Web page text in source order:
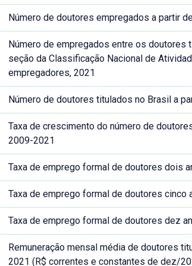
Número de doutores empregados a partir
Número de empregados entre os doutores
seção da Classificação Nacional de
empregadores, 2021
Número de doutores titulados no Brasil a
Taxa de crescimento do número de
2009-2021
Taxa de emprego formal de doutores dois
Taxa de emprego formal de doutores cinco
Taxa de emprego formal de doutores dez
Remuneração mensal média de doutores
2021 (R$ correntes e constantes de dez/